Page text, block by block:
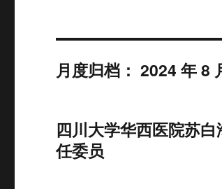
月度归档：2024 年 8
四川大学华西医院苏
任委员